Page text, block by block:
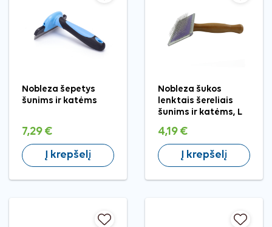
Nobleza šepetys
šunims ir katėms
7,29 €
Į krepšelį
Nobleza šukos
lenktais šereliais
šunims ir katėms, L
4,19 €
Į krepšelį